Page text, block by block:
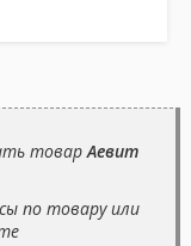
товарАевит
по товару или